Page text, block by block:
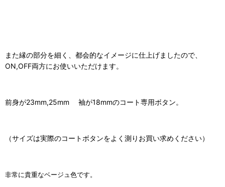
また縁の部分を細く、都会的なイメージに仕上げましたので、
ON,OFF両方にお使いいただけます。
前身が23mm,25mm 袖が18mmのコート専用ボタン。
（サイズは実際のコートボタンをよく測りお買い求めください）
非常に貴重なベージュ色です。